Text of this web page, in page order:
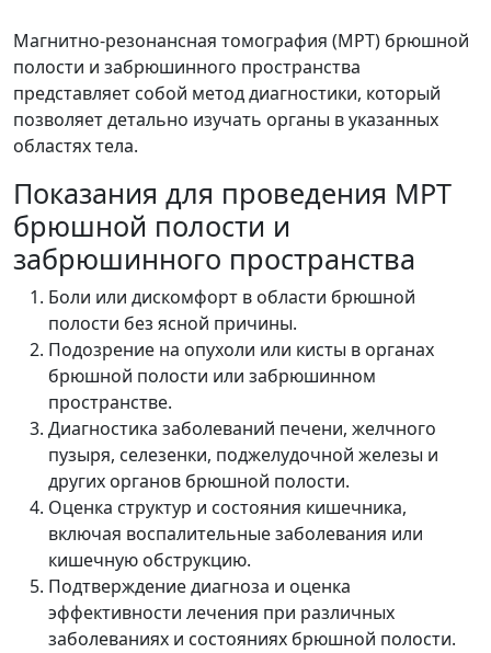
Магнитно-резонансная томография (МРТ) брюшной
полости и забрюшинного пространства
представляет собой метод диагностики, который
позволяет детально изучать органы в указанных
областях тела.
Показания для проведения МРТ
брюшной полости и
забрюшинного пространства
Боли или дискомфорт в области брюшной
полости без ясной причины.
Подозрение на опухоли или кисты в органах
брюшной полости или забрюшинном
пространстве.
Диагностика заболеваний печени, желчного
пузыря, селезенки, поджелудочной железы и
других органов брюшной полости.
Оценка структур и состояния кишечника,
включая воспалительные заболевания или
кишечную обструкцию.
Подтверждение диагноза и оценка
эффективности лечения при различных
заболеваниях и состояниях брюшной полости.